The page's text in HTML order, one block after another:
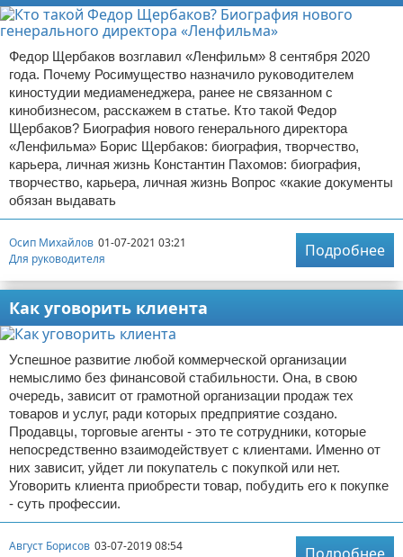
Федор Щербаков возглавил «Ленфильм» 8 сентября 2020
года. Почему Росимущество назначило руководителем
киностудии медиаменеджера, ранее не связанном с
кинобизнесом, расскажем в статье. Кто такой Федор
Щербаков? Биография нового генерального директора
«Ленфильма» Борис Щербаков: биография, творчество,
карьера, личная жизнь Константин Пахомов: биография,
творчество, карьера, личная жизнь Вопрос «какие документы
обязан выдавать
Осип Михайлов 01-07-2021 03:21
Для руководителя
Подробнее
Как уговорить клиента
Успешное развитие любой коммерческой организации
немыслимо без финансовой стабильности. Она, в свою
очередь, зависит от грамотной организации продаж тех
товаров и услуг, ради которых предприятие создано.
Продавцы, торговые агенты - это те сотрудники, которые
непосредственно взаимодействует с клиентами. Именно от
них зависит, уйдет ли покупатель с покупкой или нет.
Уговорить клиента приобрести товар, побудить его к покупке
- суть профессии.
Август Борисов 03-07-2019 08:54